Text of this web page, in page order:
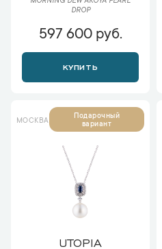
DROP
597 600 руб.
КУПИТЬ
МОСКВА
Подарочный
вариант
UTOPIA